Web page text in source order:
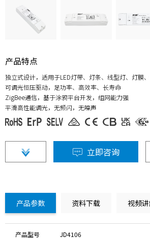
产品特点
独立式设计，适用于LED灯带、灯条、线型灯、灯膜
可调光恒压驱动，足功率、高效率、长寿命
ZigBee通信，基于涂鸦平台开发，组网能力强
平滑高性能调光，无频闪，无噪声
立即咨询
产品参数 资料下载 视频
产品型号 JD4106